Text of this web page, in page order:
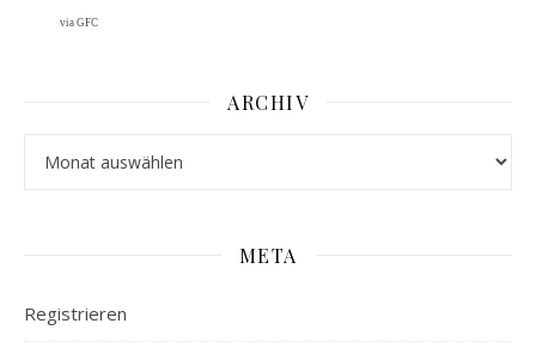
via GFC
ARCHIV
META
Registrieren